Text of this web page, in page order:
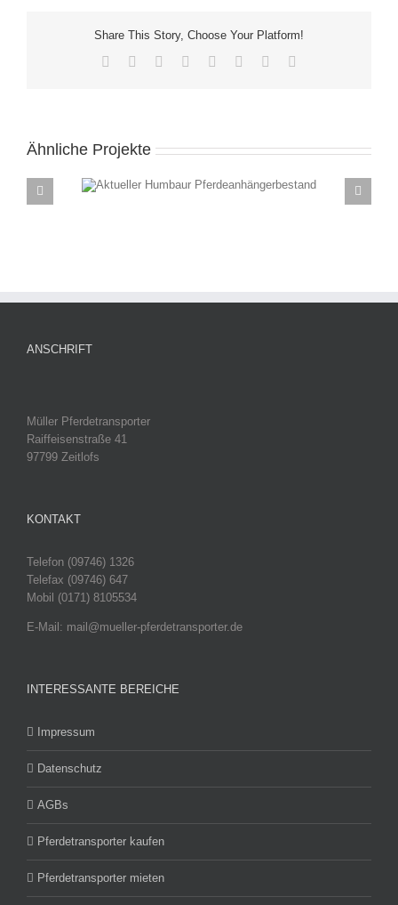
Share This Story, Choose Your Platform!
Facebook Reddit LinkedIn
TumblrPinterest
Ähnliche Projekte
ANSCHRIFT
Müller Pferdetransporter
Raiffeisenstraße 41
97799 Zeitlofs
KONTAKT
Telefon (09746) 1326
Telefax (09746) 647
Mobil (0171) 8105534
E-Mail: mail@mueller-pferdetransporter.de
INTERESSANTE BEREICHE
Impressum
Datenschutz
AGBs
Pferdetransporter kaufen
Pferdetransporter mieten